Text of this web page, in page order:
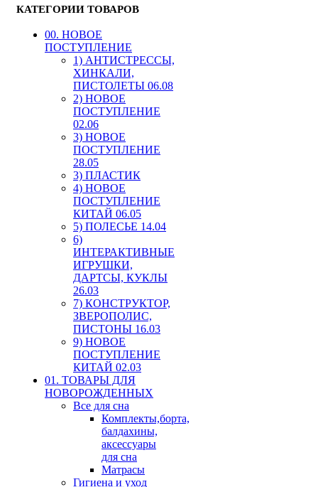
КАТЕГОРИИ ТОВАРОВ
00. HОВОЕ
ПОСТУПЛЕНИЕ
1) АНТИСТРЕССЫ,
ХИНКАЛИ,
ПИСТОЛЕТЫ 06.08
2) НОВОЕ
ПОСТУПЛЕНИЕ
02.06
3) НОВОЕ
ПОСТУПЛЕНИЕ
28.05
3) ПЛАСТИК
4) НОВОЕ
ПОСТУПЛЕНИЕ
КИТАЙ 06.05
5) ПОЛЕСЬЕ 14.04
6)
ИНТЕРАКТИВНЫЕ
ИГРУШКИ,
ДАРТСЫ, КУКЛЫ
26.03
7) КОНСТРУКТОР,
ЗВЕРОПОЛИС,
ПИСТОНЫ 16.03
9) НОВОЕ
ПОСТУПЛЕНИЕ
КИТАЙ 02.03
01. ТОВАРЫ ДЛЯ
НОВОРОЖДЕННЫХ
Все для сна
Комплекты,борта,
балдахины,
аксессуары
для сна
Матрасы
Гигиена и уход